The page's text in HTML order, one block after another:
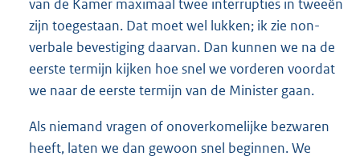
van de Kamer maximaal twee interrupties in tweeën
zijn toegestaan. Dat moet wel lukken; ik zie non-
verbale bevestiging daarvan. Dan kunnen we na de
eerste termijn kijken hoe snel we vorderen voordat
we naar de eerste termijn van de Minister gaan.
Als niemand vragen of onoverkomelijke bezwaren
heeft, laten we dan gewoon snel beginnen. We